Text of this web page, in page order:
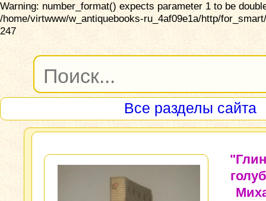
Warning: number_format() expects parameter 1 to be
/home/virtwww/w_antiquebooks-ru_4af09e1a/http/
247
Все разделы сайта